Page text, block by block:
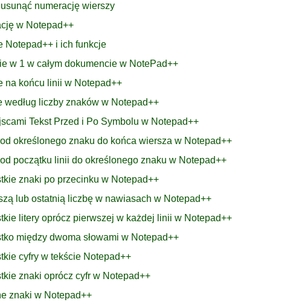
numerację wierszy
w Notepad++
Notepad++ i ich funkcje
w 1 w całym dokumencie w NotePad++
na końcu linii w Notepad++
według liczby znaków w Notepad++
Tekst Przed i Po Symbolu w Notepad++
określonego znaku do końca wiersza w Notepad++
początku linii do określonego znaku w Notepad++
znaki po przecinku w Notepad++
lub ostatnią liczbę w nawiasach w Notepad++
litery oprócz pierwszej w każdej linii w Notepad++
między dwoma słowami w Notepad++
cyfry w tekście Notepad++
znaki oprócz cyfr w Notepad++
znaki w Notepad++